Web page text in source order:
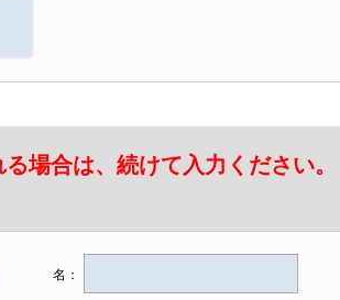
場合は、続けて入力ください。
名：